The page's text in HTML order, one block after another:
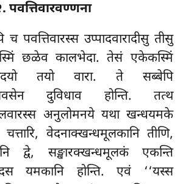
पवत्तिवारवण्णना
च पवत्तिवारस्स उप्पादवारादीसु तीसु
छळेव कालभेदा. तेसं एकेकस्मिं
तयो वारा. ते सब्बेपि
दुविधाव होन्ति. तत्थ
अनुलोमनये यथा खन्धयमके
वेदनाक्खन्धमूलकानि तीणि,
द्वे, सङ्खारक्खन्धमूलकं एकन्ति
यमकानि होन्ति. एवं ‘‘यस्स